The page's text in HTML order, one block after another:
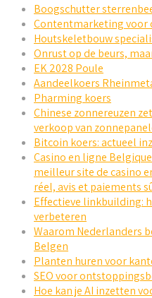
Boogschutter
Contentmarketing voor
Houtskeletbouw
Onrust op de beurs,
EK 2028 Poule
Aandeelkoers
Pharming koers
Chinese zonnereuzen
verkoop van
Bitcoin koers: actueel
Casino en ligne
meilleur site de casino
réel, avis et paiements
Effectieve linkbuilding:
verbeteren
Waarom Nederlanders
Belgen
Planten huren voor
SEO voor
Hoe kan je AI inzetten